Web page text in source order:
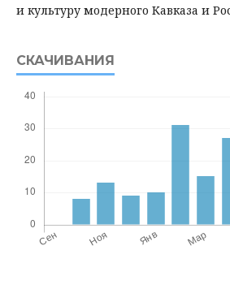
и культуру модерного Кавказа и
СКАЧИВАНИЯ